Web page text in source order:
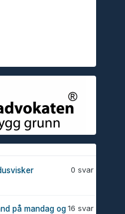
0 svar
16 svar
på mandag og